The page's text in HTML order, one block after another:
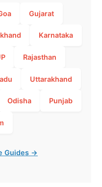
Gujarat
Karnataka
Rajasthan
Uttarakhand
Odisha Punjab
Guides →